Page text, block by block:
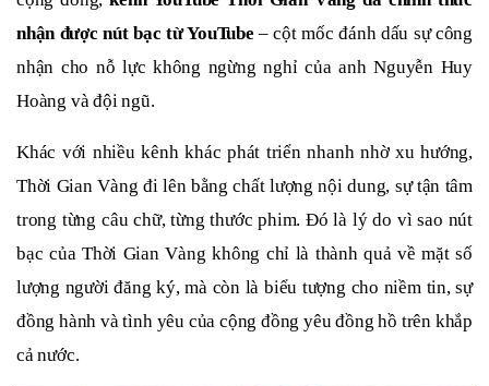
nhận được nút bạc từ YouTube – cột mốc đánh dấu sự công
nhận cho nỗ lực không ngừng nghỉ của anh Nguyễn Huy
Hoàng và đội ngũ.
Khác với nhiều kênh khác phát triển nhanh nhờ xu hướng,
Thời Gian Vàng đi lên bằng chất lượng nội dung, sự tận tâm
trong từng câu chữ, từng thước phim. Đó là lý do vì sao nút
bạc của Thời Gian Vàng không chỉ là thành quả về mặt số
lượng người đăng ký, mà còn là biểu tượng cho niềm tin, sự
đồng hành và tình yêu của cộng đồng yêu đồng hồ trên khắp
cả nước.